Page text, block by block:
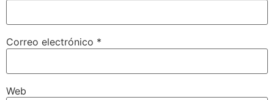
Correo electrónico *
Web